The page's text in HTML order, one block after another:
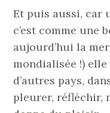
Et puis aussi, car
c’est comme une
aujourd’hui la
mondialisée !)
d’autres pays,
pleurer, réfléchir,